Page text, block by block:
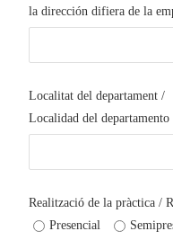
la dirección difiera de la
Localitat del departament /
Localidad del departamento
Realització de la pràctica /
Presencial